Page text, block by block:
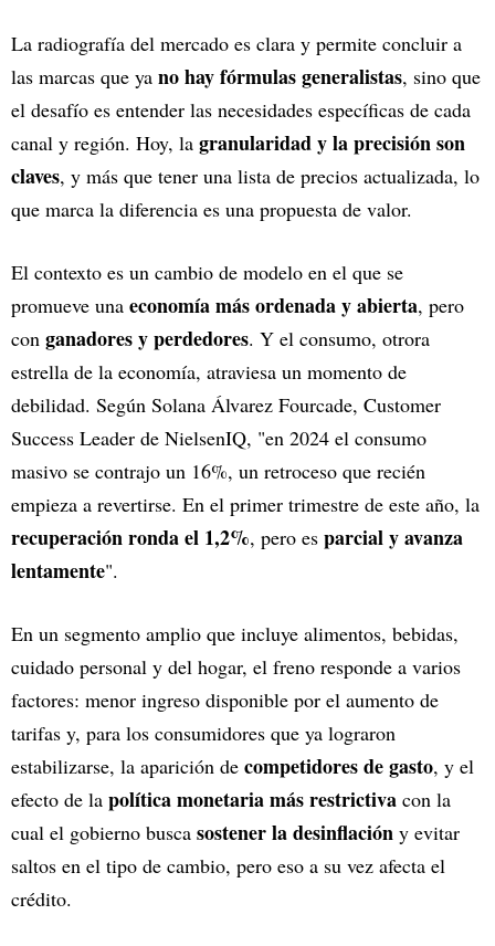
La radiografía del mercado es clara y permite concluir a
las marcas que ya no hay fórmulas generalistas, sino que
el desafío es entender las necesidades específicas de cada
canal y región. Hoy, la granularidad y la precisión son
claves, y más que tener una lista de precios actualizada, lo
que marca la diferencia es una propuesta de valor.
El contexto es un cambio de modelo en el que se
promueve una economía más ordenada y abierta, pero
con ganadores y perdedores. Y el consumo, otrora
estrella de la economía, atraviesa un momento de
debilidad. Según Solana Álvarez Fourcade, Customer
Success Leader de NielsenIQ, "en 2024 el consumo
masivo se contrajo un 16%, un retroceso que recién
empieza a revertirse. En el primer trimestre de este año, la
recuperación ronda el 1,2%, pero es parcial y avanza
lentamente".
En un segmento amplio que incluye alimentos, bebidas,
cuidado personal y del hogar, el freno responde a varios
factores: menor ingreso disponible por el aumento de
tarifas y, para los consumidores que ya lograron
estabilizarse, la aparición de competidores de gasto, y el
efecto de la política monetaria más restrictiva con la
cual el gobierno busca sostener la desinflación y evitar
saltos en el tipo de cambio, pero eso a su vez afecta el
crédito.